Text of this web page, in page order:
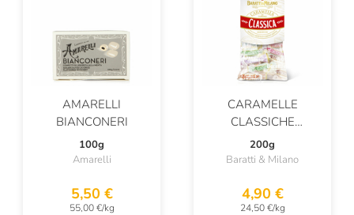
AMARELLI
BIANCONERI
100g
Amarelli
5,50 €
55,00 €/kg
CARAMELLE
CLASSICHE
ASSORTITE
200g
Baratti & Milano
4,90 €
24,50 €/kg